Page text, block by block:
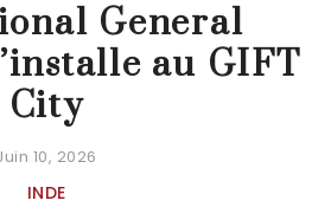
General
au GIFT
City
10, 2026
INDE